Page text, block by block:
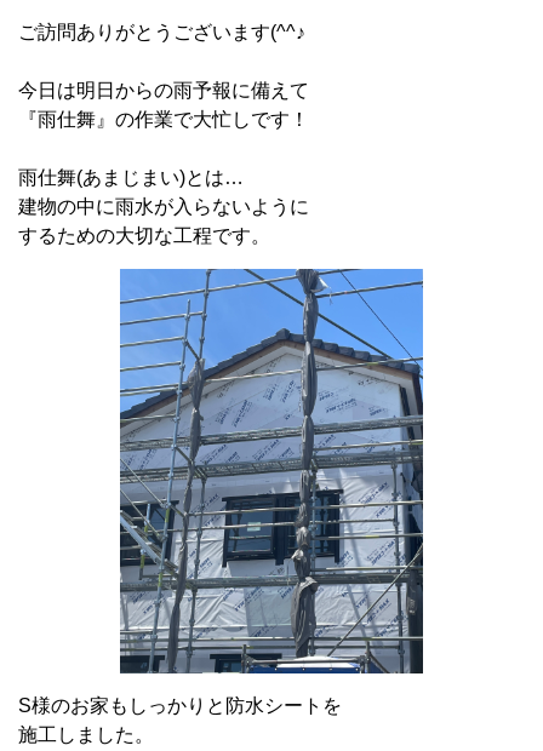
ご訪問ありがとうございます(^^♪
今日は明日からの雨予報に備えて
『雨仕舞』の作業で大忙しです！
雨仕舞(あまじまい)とは…
建物の中に雨水が入らないように
するための大切な工程です。
S様のお家もしっかりと防水シートを
施工しました。